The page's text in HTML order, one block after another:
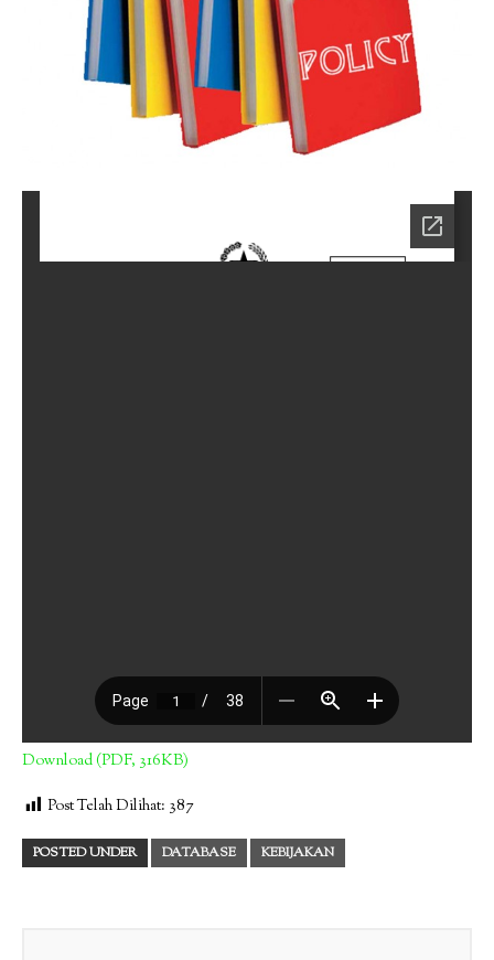
Download (PDF, 316KB)
Post Telah Dilihat: 387
POSTED UNDER DATABASE KEBIJAKAN